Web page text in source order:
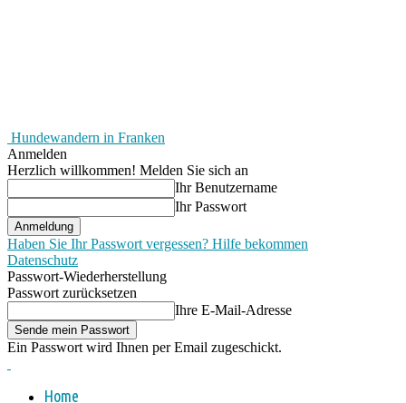
Hundewandern in Franken
Anmelden
Herzlich willkommen! Melden Sie sich an
Ihr Benutzername
Ihr Passwort
Haben Sie Ihr Passwort vergessen? Hilfe bekommen
Datenschutz
Passwort-Wiederherstellung
Passwort zurücksetzen
Ihre E-Mail-Adresse
Ein Passwort wird Ihnen per Email zugeschickt.
Home